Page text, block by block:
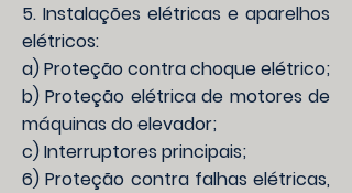
5. Instalações elétricas e aparelhos
elétricos:
a) Proteção contra choque elétrico;
b) Proteção elétrica de motores de
máquinas do elevador;
c) Interruptores principais;
6) Proteção contra falhas elétricas,